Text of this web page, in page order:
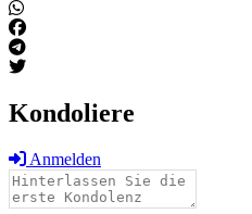
Kondoliere
Anmelden